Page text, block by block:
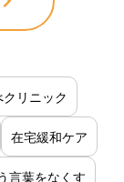
リニック
在宅緩和ケア
言葉をなくす